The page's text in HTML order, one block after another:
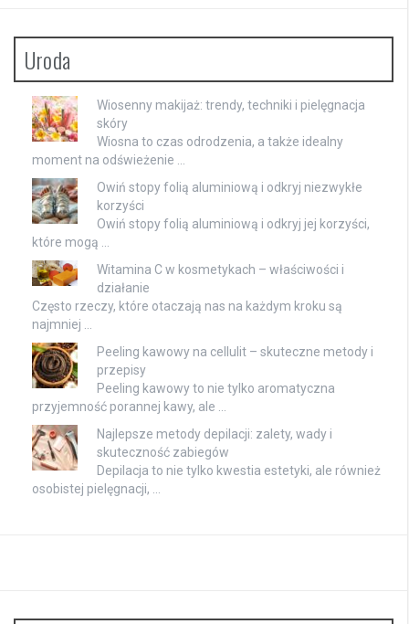
Uroda
Wiosenny makijaż: trendy, techniki i pielęgnacja
skóry
Wiosna to czas odrodzenia, a także idealny
moment na odświeżenie …
Owiń stopy folią aluminiową i odkryj niezwykłe
korzyści
Owiń stopy folią aluminiową i odkryj jej korzyści,
które mogą …
Witamina C w kosmetykach – właściwości i
działanie
Często rzeczy, które otaczają nas na każdym kroku są
najmniej …
Peeling kawowy na cellulit – skuteczne metody i
przepisy
Peeling kawowy to nie tylko aromatyczna
przyjemność porannej kawy, ale …
Najlepsze metody depilacji: zalety, wady i
skuteczność zabiegów
Depilacja to nie tylko kwestia estetyki, ale również
osobistej pielęgnacji, …